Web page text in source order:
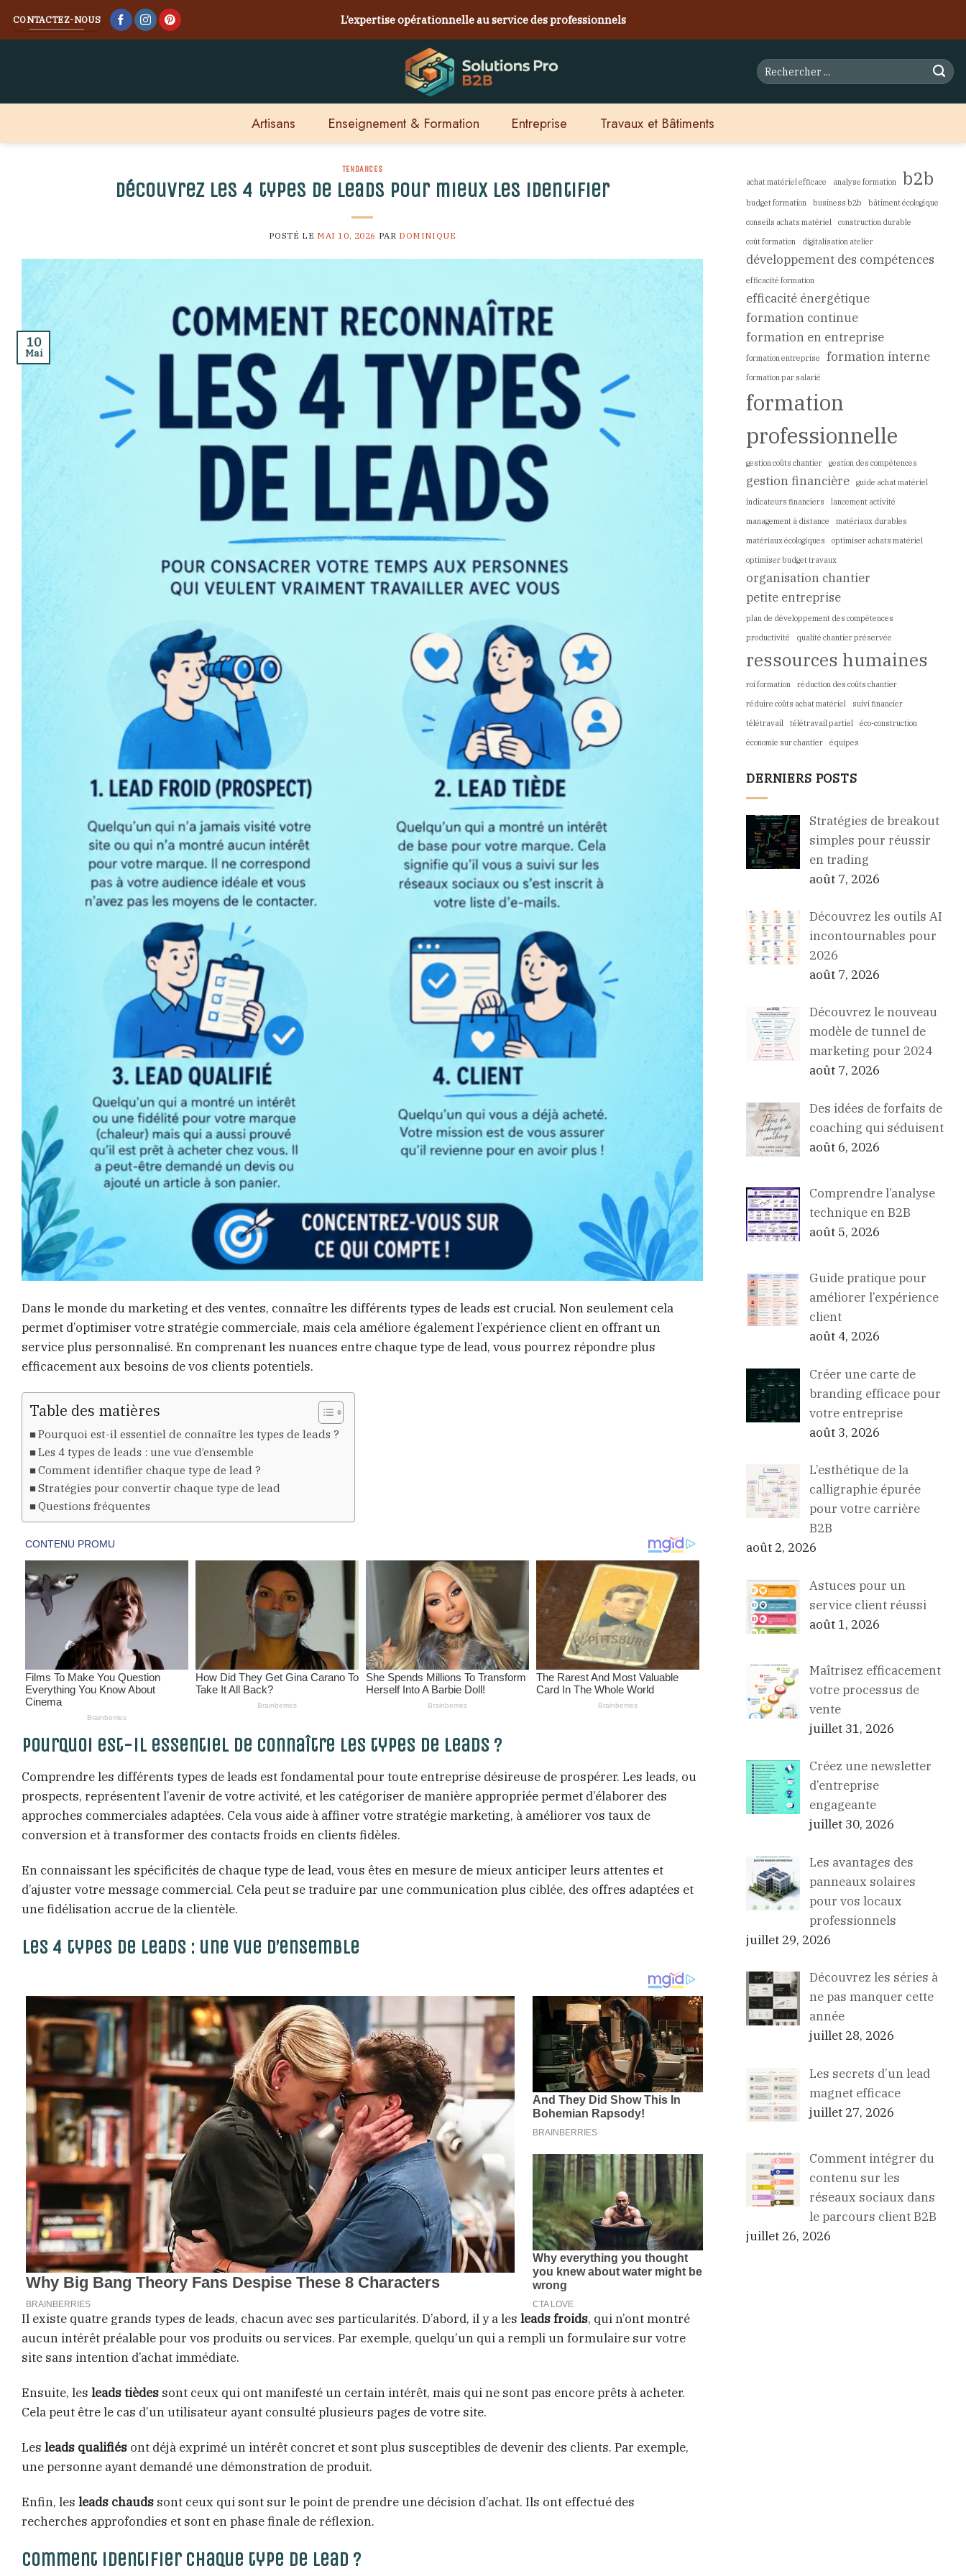
CONTACTEZ-NOUS L’expertise opérationnelle au service des professionnels
Artisans Enseignement & Formation Entreprise Travaux et Bâtiments
TENDANCES
Découvrez les 4 types de leads pour mieux les identifier
POSTÉ LE MAI 10, 2026 PAR DOMINIQUE
10
Mai
Dans le monde du marketing et des ventes, connaître les différents types de leads est crucial. Non seulement cela
permet d’optimiser votre stratégie commerciale, mais cela améliore également l’expérience client en offrant un
service plus personnalisé. En comprenant les nuances entre chaque type de lead, vous pourrez répondre plus
efficacement aux besoins de vos clients potentiels.
Table des matières
Pourquoi est-il essentiel de connaître les types de leads ?
Les 4 types de leads : une vue d’ensemble
Comment identifier chaque type de lead ?
Stratégies pour convertir chaque type de lead
Questions fréquentes
Pourquoi est-il essentiel de connaître les types de leads ?
Comprendre les différents types de leads est fondamental pour toute entreprise désireuse de prospérer. Les leads, ou
prospects, représentent l’avenir de votre activité, et les catégoriser de manière appropriée permet d’élaborer des
approches commerciales adaptées. Cela vous aide à affiner votre stratégie marketing, à améliorer vos taux de
conversion et à transformer des contacts froids en clients fidèles.
En connaissant les spécificités de chaque type de lead, vous êtes en mesure de mieux anticiper leurs attentes et
d’ajuster votre message commercial. Cela peut se traduire par une communication plus ciblée, des offres adaptées et
une fidélisation accrue de la clientèle.
Les 4 types de leads : une vue d’ensemble
Il existe quatre grands types de leads, chacun avec ses particularités. D’abord, il y a les leads froids, qui n’ont montré
aucun intérêt préalable pour vos produits ou services. Par exemple, quelqu’un qui a rempli un formulaire sur votre
site sans intention d’achat immédiate.
Ensuite, les leads tièdes sont ceux qui ont manifesté un certain intérêt, mais qui ne sont pas encore prêts à acheter.
Cela peut être le cas d’un utilisateur ayant consulté plusieurs pages de votre site.
Les leads qualifiés ont déjà exprimé un intérêt concret et sont plus susceptibles de devenir des clients. Par exemple,
une personne ayant demandé une démonstration de produit.
Enfin, les leads chauds sont ceux qui sont sur le point de prendre une décision d’achat. Ils ont effectué des
recherches approfondies et sont en phase finale de réflexion.
Comment identifier chaque type de lead ?
achat matériel efficace analyse formation b2b
budget formation business b2b
bâtiment écologique
conseils achats matériel
construction durable
coût formation
digitalisation atelier
développement des compétences
efficacité formation
efficacité énergétique
formation continue
formation en entreprise
formation entreprise formation interne
formation par salarié
formation
professionnelle
gestion coûts chantier gestion des compétences
gestion financière
guide achat matériel
indicateurs financiers
lancement activité
management à distance
matériaux durables
matériaux écologiques
optimiser achats matériel
optimiser budget travaux
organisation chantier
petite entreprise
plan de développement des compétences
productivité
qualité chantier préservée
ressources humaines
roi formation
réduction des coûts chantier
réduire coûts achat matériel
suivi financier
télétravail
télétravail partiel
éco-construction
économie sur chantier
équipes
DERNIERS POSTS
Stratégies de breakout
simples pour réussir
en trading
août 7, 2026
Découvrez les outils AI
incontournables pour
2026
août 7, 2026
Découvrez le nouveau
modèle de tunnel de
marketing pour 2024
août 7, 2026
Des idées de forfaits de
coaching qui séduisent
août 6, 2026
Comprendre l’analyse
technique en B2B
août 5, 2026
Guide pratique pour
améliorer l’expérience
client
août 4, 2026
Créer une carte de
branding efficace pour
votre entreprise
août 3, 2026
L’esthétique de la
calligraphie épurée
pour votre carrière
B2B
août 2, 2026
Astuces pour un
service client réussi
août 1, 2026
Maîtrisez efficacement
votre processus de
vente
juillet 31, 2026
Créez une newsletter
d’entreprise
engageante
juillet 30, 2026
Les avantages des
panneaux solaires
pour vos locaux
professionnels
juillet 29, 2026
Découvrez les séries à
ne pas manquer cette
année
juillet 28, 2026
Les secrets d’un lead
magnet efficace
juillet 27, 2026
Comment intégrer du
contenu sur les
réseaux sociaux dans
le parcours client B2B
juillet 26, 2026